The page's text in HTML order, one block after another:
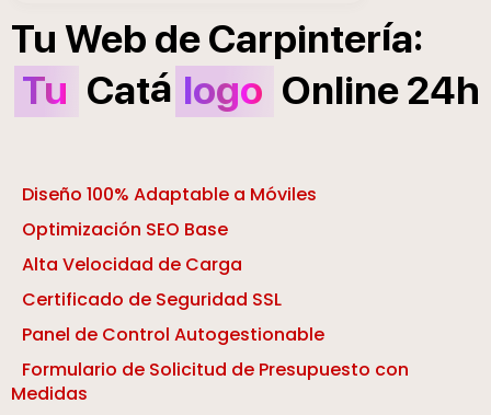
Tu Web deCarpintería:
Tu Catá logo Online24h
Diseño 100% Adaptable a Móviles
Optimización SEO Base
Alta Velocidad de Carga
Certificado de Seguridad SSL
Panel de Control Autogestionable
Formulario de Solicitud de Presupuesto con
Medidas